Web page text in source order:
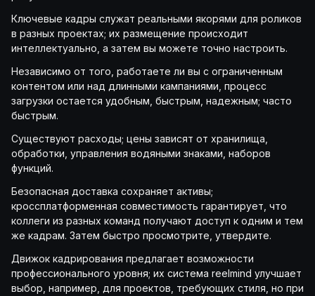
Ключевые кадры служат реальными якорями для роликов
в разных проектах; их размещение происходит
интеллектуально, а затем вы можете точно настроить.
Независимо от того, работаете ли вы с ограниченным
контентом или над длинными кампаниями, процесс
загрузки остается удобным, быстрым, надежным; часто
быстрым.
Существуют расходы; цены зависят от хранилища,
обработки, управления водяными знаками, наборов
функций.
Безопасная доставка сохраняет активы;
кроссплатформенная совместимость гарантирует, что
коллеги из разных команд получают доступ к одним и тем
же кадрам. Затем быстро просмотрите, утвердите.
Движок кадрирования предлагает возможности
профессионального уровня; их система reelmind улучшает
выбор, например, для проектов, требующих стиля, но при